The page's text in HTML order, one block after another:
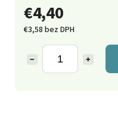
€4,40
€3,58 bez DPH
+
−